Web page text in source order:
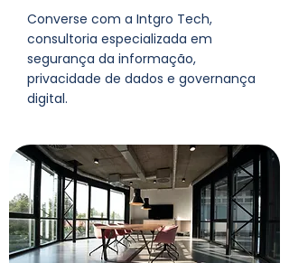
Converse com a Intgro Tech,
consultoria especializada em
segurança da informação,
privacidade de dados e governança
digital.